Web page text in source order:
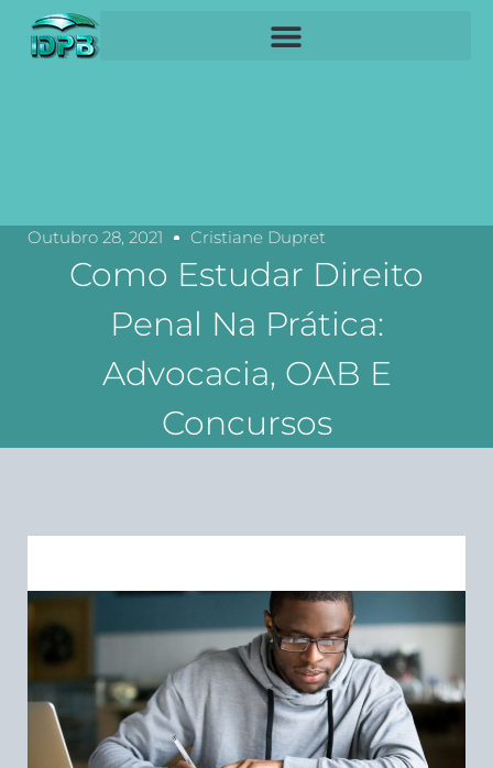
Outubro 28, 2021 Cristiane Dupret
Como Estudar Direito
Penal Na Prática:
Advocacia, OAB E
Concursos